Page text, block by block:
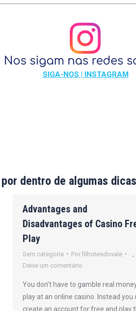
SIGA-NOS | INSTAGRAM
dentro de algumas
Advantages and
Disadvantages of Casino
Play
Sem categoria Por filhotesdovale
Deixe um comentário
You don’t have to gamble real
play at an online casino. Instead you
create an account for free and play